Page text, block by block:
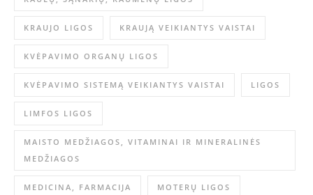
KRAUJO LIGOS KRAUJĄ VEIKIANTYS VAISTAI
KVĖPAVIMO ORGANŲ LIGOS
KVĖPAVIMO SISTEMĄ VEIKIANTYS VAISTAI LIGOS
LIMFOS LIGOS
MAISTO MEDŽIAGOS, VITAMINAI IR MINERALINĖS
MEDŽIAGOS
MEDICINA, FARMACIJA MOTERŲ LIGOS